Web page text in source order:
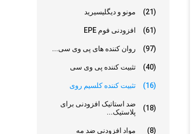
مونو و دیگلیسیرید (21)
افزودنی فوم EPE (61)
روان کننده های پی وی سی... (97)
تثبیت کننده پی وی سی (40)
تثبیت کننده کلسیم روی (16)
ضد استاتیک افزودنی برای
پلاستیک...
(18)
مواد افزودنی ضد مه (8)